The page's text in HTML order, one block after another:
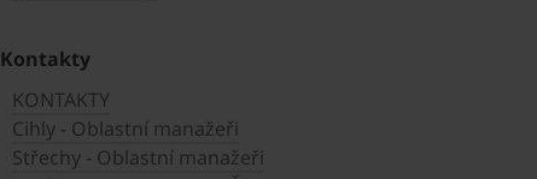
Kontakty
KONTAKTY
Cihly - Oblastní manažeři
Střechy - Oblastní manažeři